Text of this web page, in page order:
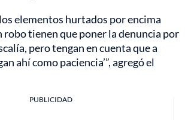
elementos hurtados por encima
robo tienen que poner la denuncia por
pero tengan en cuenta que a
ahí como paciencia’”, agregó el
PUBLICIDAD